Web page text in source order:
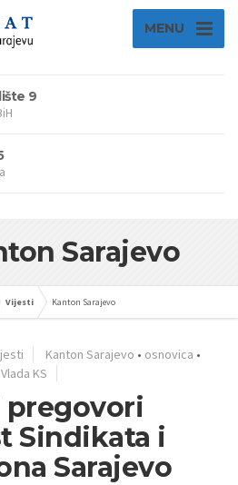
MENU
9
Sarajevo
Vijesti Kanton Sarajevo
Kanton Sarajevo • osnovica •
Vlada KS
pregovori
Sindikata i
Sarajevo